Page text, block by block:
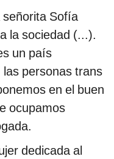
señorita Sofía
la sociedad (...).
un país
personas trans
en el buen
ocupamos
dedicada al